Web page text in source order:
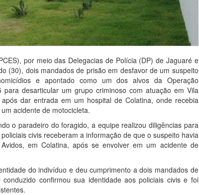
por meio das Delegacias de Polícia (DP) de Jaguaré e
(30), dois mandados de prisão em desfavor de um suspeito
e apontado como um dos alvos da Operação
para desarticular um grupo criminoso com atuação em Vila
dar entrada em um hospital de Colatina, onde recebia
acidente de motocicleta.
o paradeiro do foragido, a equipe realizou diligências para
civis receberam a informação de que o suspeito havia
em Colatina, após se envolver em um acidente de
do indivíduo e deu cumprimento a dois mandados de
confirmou sua identidade aos policiais civis e foi